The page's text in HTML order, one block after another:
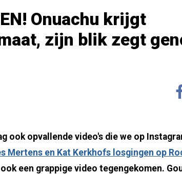
Onuachu krijgt
zijn blik zegt
ook opvallende video's die we op
Mertens en Kat Kerkhofs losgingen op
een grappige video tegengekomen.